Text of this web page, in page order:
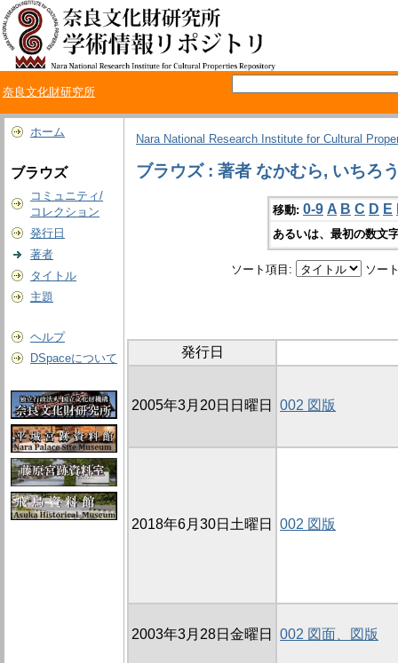
奈良文化財研究所
ホーム
ブラウズ
コミュニティ/
コレクション
発行日
著者
タイトル
主題
ヘルプ
DSpaceについて
Nara National Research Institute for Cultural
ブラウズ : 著者 なかむら, いちろ
移動: 0-9 A B C D E
あるいは、最初の数文
ソート項目: ソー
発行日
2005年3月20日日曜日 002 図版
2018年6月30日土曜日 002 図版
2003年3月28日金曜日 002 図面、図版